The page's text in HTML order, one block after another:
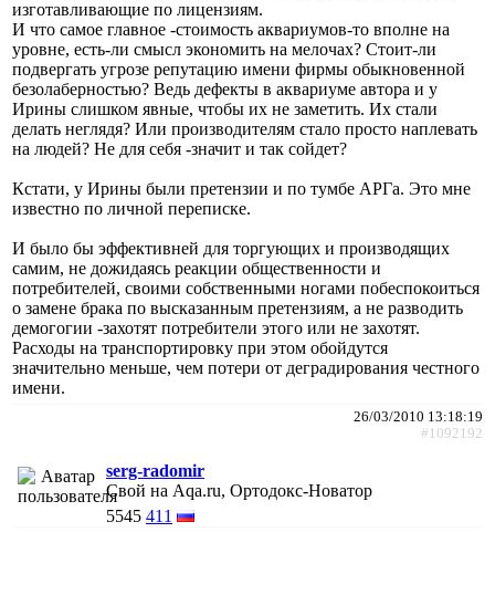
изготавливающие по лицензиям.
И что самое главное -стоимость аквариумов-то вполне на
уровне, есть-ли смысл экономить на мелочах? Стоит-ли
подвергать угрозе репутацию имени фирмы обыкновенной
безолаберностью? Ведь дефекты в аквариуме автора и у
Ирины слишком явные, чтобы их не заметить. Их стали
делать неглядя? Или производителям стало просто наплевать
на людей? Не для себя -значит и так сойдет?
Кстати, у Ирины были претензии и по тумбе АРГа. Это мне
известно по личной переписке.
И было бы эффективней для торгующих и производящих
самим, не дожидаясь реакции общественности и
потребителей, своими собственными ногами побеспокоиться
о замене брака по высказанным претензиям, а не разводить
демогогии -захотят потребители этого или не захотят.
Расходы на транспортировку при этом обойдутся
значительно меньше, чем потери от деградирования честного
имени.
26/03/2010 13:18:19
#1092192
serg-radomir
Свой на Aqa.ru, Ортодокс-Новатор
5545 411